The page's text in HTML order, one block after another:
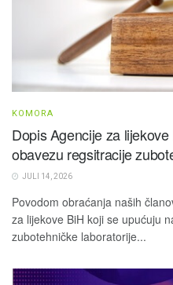
KOMORA
Dopis Agencije za
obavezu regsitracije
JULI 14, 2026
Povodom obraćanja naših
za lijekove BiH koji se upućuju
zubotehničke laboratorije...